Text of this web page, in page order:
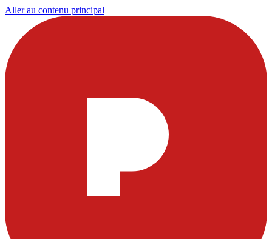
Aller au contenu principal